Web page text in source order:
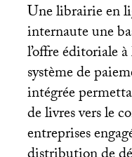
Une librairie en
internaute une
l’offre éditoriale
système de
intégrée
de livres vers le
entreprises